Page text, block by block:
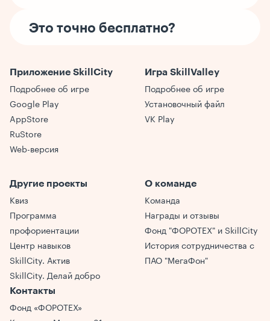
Это точно бесплатно?
Приложение SkillCity
Подробнее об игре
Google Play
AppStore
RuStore
Web-версия
Игра SkillValley
Подробнее об игре
Установочный файл
VK Play
Другие проекты
Квиз
Программа
профориентации
Центр навыков
SkillCity. Актив
SkillCity. Делай добро
О команде
Команда
Награды и отзывы
Фонд "ФОРОТЕХ" и SkillCity
История сотрудничества с
ПАО "МегаФон"
Контакты
Фонд «ФОРОТЕХ»